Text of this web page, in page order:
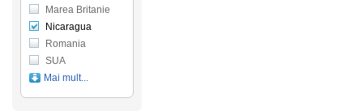
Marea Britanie
Nicaragua
Romania
SUA
Mai mult...